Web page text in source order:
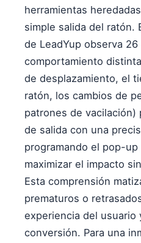
herramientas
simple salida del ratón.
de LeadYup observa
comportamiento
de desplazamiento, el
ratón, los cambios de
patrones de vacilación)
de salida con una
programando el pop-
maximizar el impacto
Esta comprensión
prematuros o
experiencia del usuario
conversión. Para una